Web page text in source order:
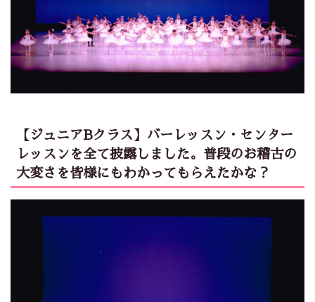
【ジュニアBクラス】バーレッスン・センター
レッスンを全て披露しました。普段のお稽古の
大変さを皆様にもわかってもらえたかな？